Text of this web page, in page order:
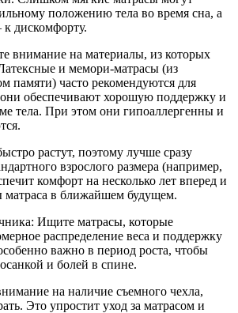
положению тела во время сна, а
дискомфорту.
внимание на материалы, из которых
и мемори-матрасы (из
памяти) часто рекомендуются для
они обеспечивают хорошую поддержку и
тела. При этом они гипоаллергенны и
растут, поэтому лучше сразу
взрослого размера (например,
комфорт на несколько лет вперед и
матраса в ближайшем будущем.
Ищите матрасы, которые
распределение веса и поддержку
важно в период роста, чтобы
и болей в спине.
на наличие съемного чехла,
Это упростит уход за матрасом и